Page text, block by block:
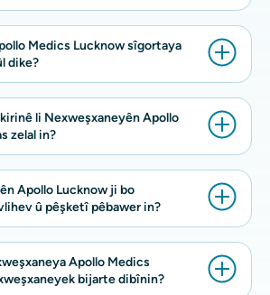
Medics Lucknow sîgortaya
dike?
li Nexweşxaneyên Apollo
zelal in?
Apollo Lucknow ji bo
û pêşketî pêbawer in?
Apollo Medics
bijarte dibînin?